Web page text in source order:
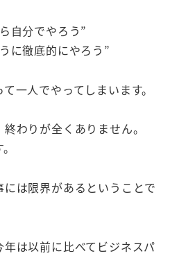
自分でやろう”
に徹底的にやろう”
一人でやってしまいます。
わりが全くありません。
は限界があるということで
は以前に比べてビジネスパ